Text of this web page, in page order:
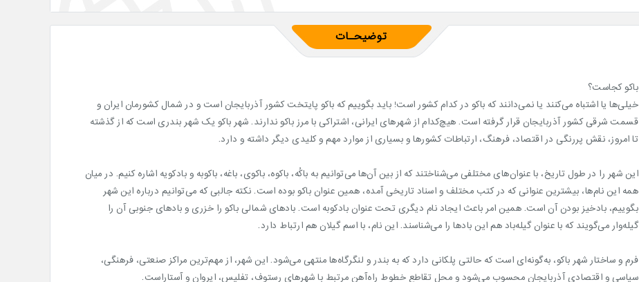
توضیحـات
باکو کجاست؟
خیلی‌ها یا اشتباه می‌کنند یا نمی‌دانند که باکو در کدام کشور است! باید بگوییم که باکو پایتخت کشور آذربایجان است و در شمال کشورمان ایران و
قسمت شرقی کشور آذربایجان قرار گرفته است. هیچ‌کدام از شهرهای ایرانی، اشتراکی با مرز باکو ندارند. شهر باکو یک شهر بندری است که از گذشته
تا امروز، نقش پررنگی در اقتصاد، فرهنگ، ارتباطات کشورها و بسیاری از موارد مهم و کلیدی دیگر داشته و دارد.
این شهر را در طول تاریخ، با عنوان‌های مختلفی می‌شناختند که از بین آن‌ها می‌توانیم به باکُه، باکوه، باکوی، باغه، باکوبه و بادکویه اشاره کنیم. در میان
همه این نام‌ها، بیشترین عنوانی که در کتب مختلف و اسناد تاریخی آمده، همین عنوان باکو بوده است. نکته جالبی که می‌توانیم درباره این شهر
بگوییم، بادخیز بودن آن است. همین امر باعث ایجاد نام دیگری تحت عنوان بادکوبه است. بادهای شمالی باکو را خزری و بادهای جنوبی آن را
گیله‌وار می‌گویند که با عنوان گیله‌باد هم این بادها را می‌شناسند. این نام، با اسم گیلان هم ارتباط دارد.
فرم و ساختار شهر باکو، به‌گونه‌ای است که حالتی پلکانی دارد که به بندر و لنگرگاه‌ها منتهی می‌شود. این شهر، از مهم‌ترین مراکز صنعتی، فرهنگی،
سیاسی و اقتصادی آذربایجان محسوب می‌شود و محل تقاطع خطوط راه‌آهن مرتبط با شهرهای رستوف، تفلیس، ایروان و آستاراست.